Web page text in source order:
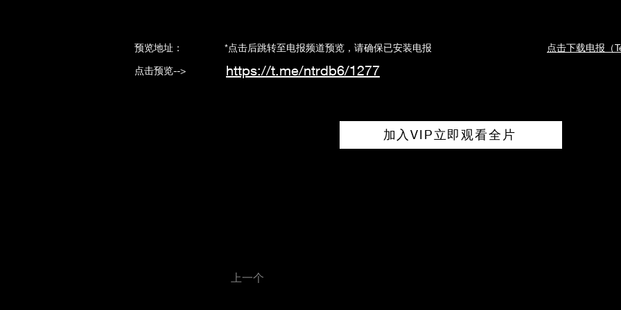
​预览地址： *点击后跳转至电报频道预览，请确保已安装电报
点击下载电报（
点击预览-->
https://t.me/ntrdb6/1277
加入VIP立即观看全片
上一个